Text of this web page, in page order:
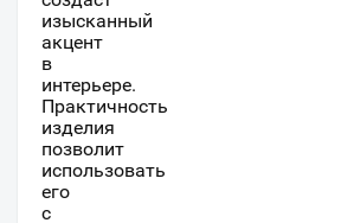
изысканный
акцент
в
интерьере.
Практичность
изделия
позволит
использовать
его
с